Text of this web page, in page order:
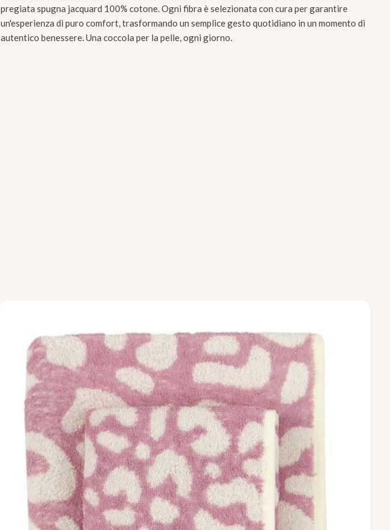
pregiata spugna jacquard 100% cotone. Ogni fibra è selezionata con cura per garantire
un'esperienza di puro comfort, trasformando un semplice gesto quotidiano in un momento di
autentico benessere. Una coccola per la pelle, ogni giorno.